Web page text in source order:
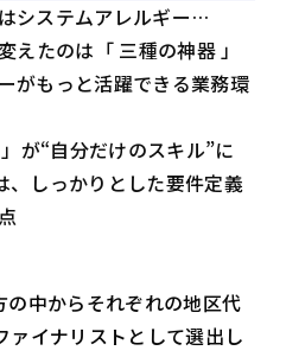
システムアレルギー…
えたのは「 三種の神器 」
がもっと活躍できる業務環
が“自分だけのスキル”に
しっかりとした要件定義
中からそれぞれの地区代
イナリストとして選出し